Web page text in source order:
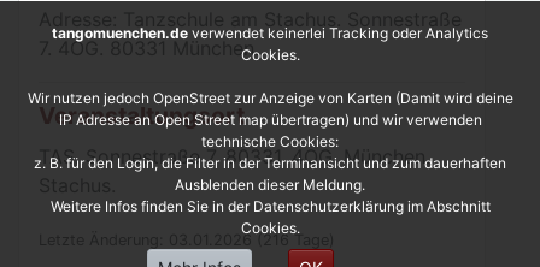
7. 4OG. 80331 München.
Veranstaltungsort
TAS. Sonnestraße 7. 80331. 4OG. München.
Letzte Änderung: 03.01.2026 (216 Tage)
tangomuenchen.de verwendet keinerlei Tracking oder Analytics
Cookies.
Wir nutzen jedoch OpenStreet zur Anzeige von Karten (Damit wird deine
IP Adresse an Open Street map übertragen) und wir verwenden
technische Cookies:
z. B. für den Login, die Filter in der Terminansicht und zum dauerhaften
Ausblenden dieser Meldung.
Weitere Infos finden Sie in der Datenschutzerklärung im Abschnitt
Cookies.